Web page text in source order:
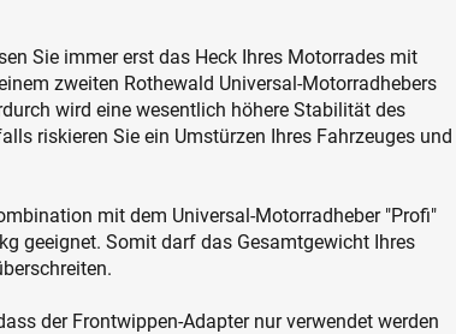
Sie immer erst das Heck Ihres Motorrades mit
zweiten Rothewald Universal-Motorradhebers
wird eine wesentlich höhere Stabilität des
riskieren Sie ein Umstürzen Ihres Fahrzeuges und
mit dem Universal-Motorradheber "Profi"
geeignet. Somit darf das Gesamtgewicht Ihres
der Frontwippen-Adapter nur verwendet werden